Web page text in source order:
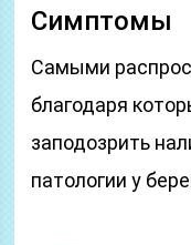
Симптомы
Самыми
благодаря
заподозрить
патологии у